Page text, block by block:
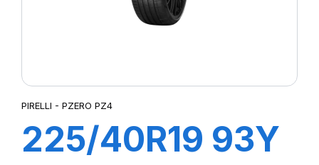
PIRELLI - PZERO PZ4
225/40R19 93Y